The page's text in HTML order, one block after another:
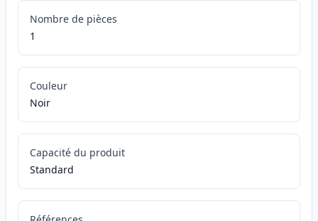
Nombre de pièces
1
Couleur
Noir
Capacité du produit
Standard